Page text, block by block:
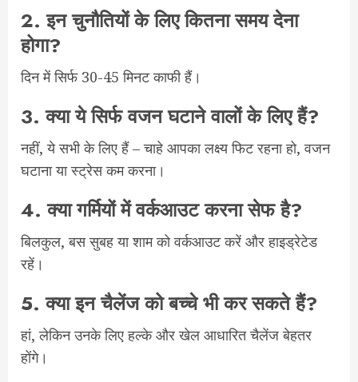
2.इन चुनौतियों के लिए कितना समय देना
होगा?
दिन में सिर्फ 30-45 मिनट काफी हैं।
3.क्या ये सिर्फ वजन घटाने वालों के लिए हैं?
नहीं, ये सभी के लिए हैं – चाहे आपका लक्ष्य फिट रहना हो, वजन
घटाना या स्ट्रेस कम करना।
4.क्या गर्मियों में वर्कआउट करना सेफ है?
बिलकुल, बस सुबह या शाम को वर्कआउट करें और हाइड्रेटेड
रहें।
5.क्या इन चैलेंज को बच्चे भी कर सकते हैं?
हां, लेकिन उनके लिए हल्के और खेल आधारित चैलेंज बेहतर
होंगे।